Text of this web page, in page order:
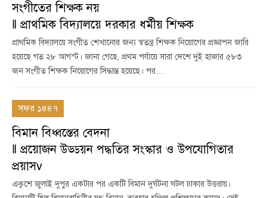
সংগীতের শিক্ষক নয়
‖ প্রাথমিক বিদ্যালয়ে দরকার ধর্মীয় শিক্ষক
প্রাথমিক বিদ্যালয়ে সংগীত শেখানোর জন্য স্বতন্ত্র শিক্ষক নিয়োগের প্রজ্ঞাপন জারি
হয়েছে গত ২৮ আগস্ট। জানা গেছে, প্রথম পর্যায়ে সারা দেশে দুই হাজার ৫৮৩
জন সংগীত শিক্ষক নিয়োগের সিদ্ধান্ত হয়েছে। পর…
সফর ১৪৪৭
বিমান বিধ্বস্তের বেদনা
‖ প্রয়োজন উড্ডয়ন পদ্ধতির সংস্কার ও উপযোগিতার
প্রয়াসv
একুশে জুলাই দুপুর একটার পর একটি বিমান দুর্ঘটনা ঘটল ঢাকার উত্তরায়।